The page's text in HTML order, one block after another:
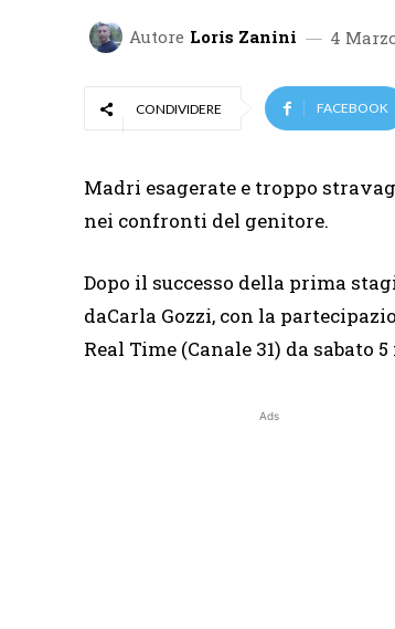
Autore Loris Zanini 4
CONDIVIDERE FACEBOOK
Madri esagerate e troppo
nei confronti del genitore.
Dopo il successo della prima
daCarla Gozzi, con la
Real Time (Canale 31) da sabato
Ads